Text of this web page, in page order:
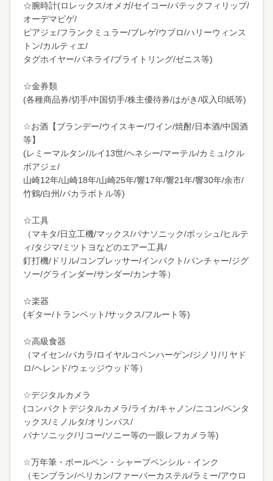
☆腕時計(ロレックス/オメガ/セイコー/パテックフィリップ/
オーデマピゲ/
ピアジェ/フランクミュラー/ブレゲ/ウブロ/ハリーウィンス
トン/カルティエ/
タグホイヤー/パネライ/ブライトリング/ゼニス等)
☆金券類
(各種商品券/切手/中国切手/株主優待券/はがき/収入印紙等)
☆お酒【ブランデー/ウイスキー/ワイン/焼酎/日本酒/中国酒
等】
(レミーマルタン/ルイ13世/ヘネシー/マーテル/カミュ/クル
ボアジェ/
山崎12年/山崎18年/山崎25年/響17年/響21年/響30年/余市/
竹鶴/白州/バカラボトル等)
☆工具
（マキタ/日立工機/マックス/パナソニック/ボッシュ/ヒルテ
ィ/タジマ/ミツトヨなどのエアー工具/
釘打機/ドリル/コンプレッサー/インパクト/パンチャー/ジグ
ソー/グラインダー/サンダー/カンナ等）
☆楽器
(ギター/トランペット/サックス/フルート等)
☆高級食器
（マイセン/バカラ/ロイヤルコペンハーゲン/ジノリ/リヤド
ロ/ヘレンド/ウェッジウッド等）
☆デジタルカメラ
(コンパクトデジタルカメラ/ライカ/キャノン/ニコン/ペンタ
ックス/ミノルタ/オリンパス/
パナソニック/リコー/ソニー等の一眼レフカメラ等)
☆万年筆・ボールペン・シャープペンシル・インク
（モンブラン/ペリカン/ファーバーカステル/ラミー/アウロ